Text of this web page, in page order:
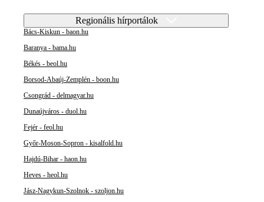
Regionális hírportálok
Bács-Kiskun - baon.hu
Baranya - bama.hu
Békés - beol.hu
Borsod-Abaúj-Zemplén - boon.hu
Csongrád - delmagyar.hu
Dunaújváros - duol.hu
Fejér - feol.hu
Győr-Moson-Sopron - kisalfold.hu
Hajdú-Bihar - haon.hu
Heves - heol.hu
Jász-Nagykun-Szolnok - szoljon.hu